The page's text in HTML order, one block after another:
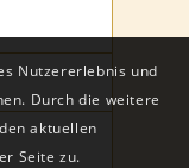
Nutzererlebnis und
Durch die weitere
aktuellen
Seite zu.